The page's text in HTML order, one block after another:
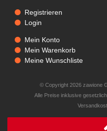
Registrieren
Login
Mein Konto
Mein Warenkorb
Meine Wunschliste
© Copyright 2026 zawione
Alle Preise inklusive